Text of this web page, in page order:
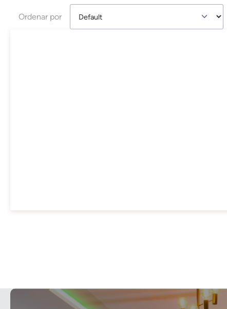
Ordenar por